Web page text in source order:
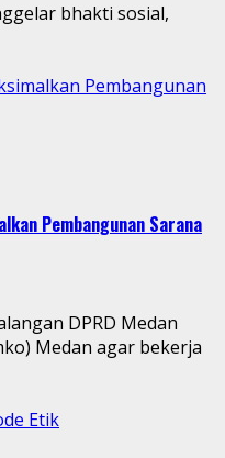
bhakti sosial,
Pembangunan
Pembangunan Sarana
DPRD Medan
Medan agar bekerja
Etik